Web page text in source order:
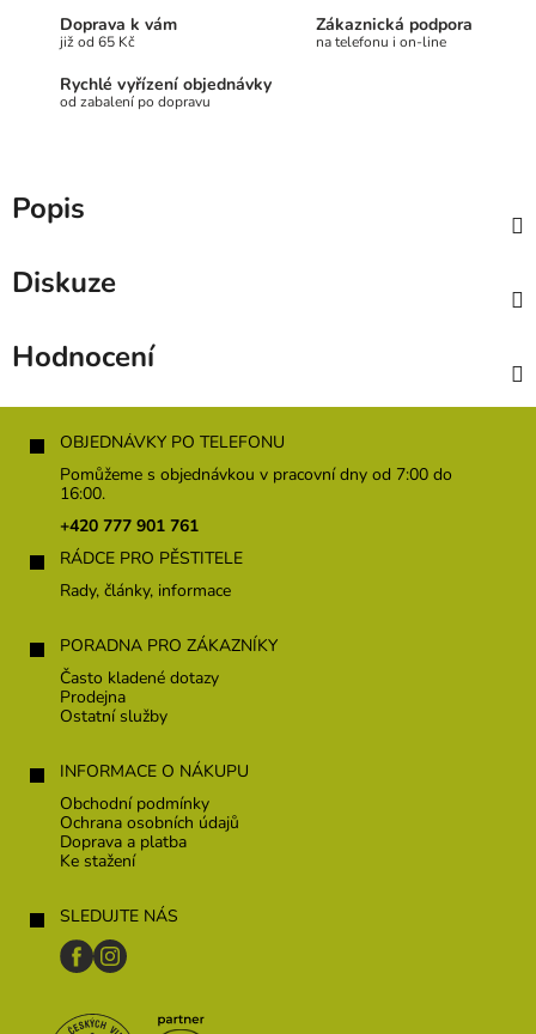
Doprava k vám
již od 65 Kč
Zákaznická podpora
na telefonu i on-line
Rychlé vyřízení objednávky
od zabalení po dopravu
Popis
Diskuze
Hodnocení
OBJEDNÁVKY PO TELEFONU
Pomůžeme s objednávkou v pracovní dny od 7:00 do
16:00.
+420 777 901 761
RÁDCE PRO PĚSTITELE
Rady, články, informace
PORADNA PRO ZÁKAZNÍKY
Často kladené dotazy
Prodejna
Ostatní služby
INFORMACE O NÁKUPU
Obchodní podmínky
Ochrana osobních údajů
Doprava a platba
Ke stažení
SLEDUJTE NÁS